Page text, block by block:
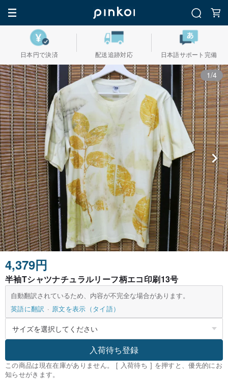
日本円で決済 配送追跡対応 日本語サポート完備
1/4
4,379円
半袖Tシャツナチュラルリーフ柄エコ印刷13号
自動翻訳されているため、内容が不完全な場合があります。
英語に翻訳
原文を表示（タイ語）
入荷待ち登録
この商品は現在在庫がありません。 [ 入荷待ち ] を押すと、優先的にお
知らせがきます。